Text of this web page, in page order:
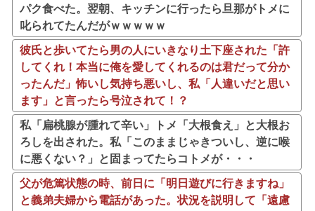
パク食べた。翌朝、キッチンに行ったら旦那がトメに
叱られてたんだがｗｗｗｗｗ
彼氏と歩いてたら男の人にいきなり土下座された「許
してくれ！本当に俺を愛してくれるのは君だって分か
ったんだ」怖いし気持ち悪いし、私「人違いだと思い
ます」と言ったら号泣されて！？
私「扁桃腺が腫れて辛い」トメ「大根食え」と大根お
ろしを出された。私「このままじゃきついし、逆に喉
に悪くない？」と固まってたらコトメが・・・
父が危篤状態の時、前日に「明日遊びに行きますね」
と義弟夫婦から電話があった。状況を説明して「遠慮